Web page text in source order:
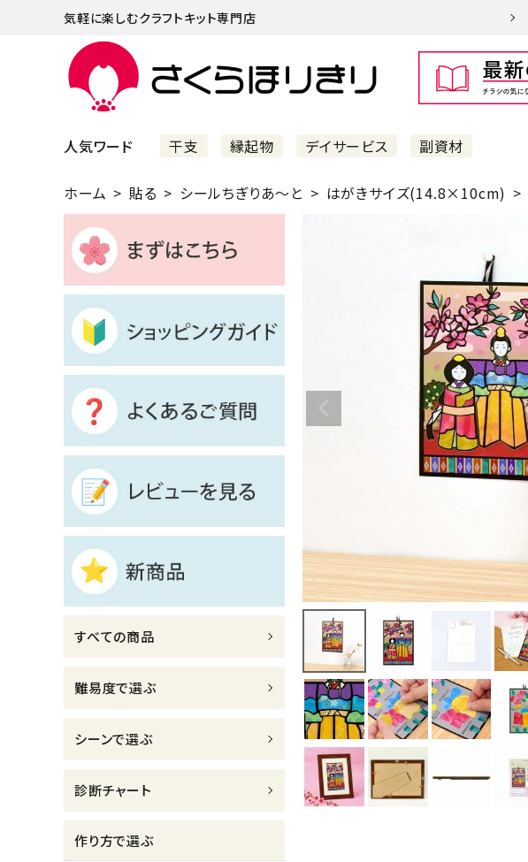
気軽に楽しむクラフトキット専門店
人気ワード 干支 縁起物 デイサービス 副資材
まずはこちら
ショッピングガイド
よくあるご質問
すべての商品
新着商品
診断チャート
ジャンルで選ぶ
レビューを見る
コーポレートサイト
実店舗案内
介護施設関係の方へ
ホーム 貼る シールちぎりあ～と はがきサイズ(14.8×10cm)
すべての商品
難易度で選ぶ
シーンで選ぶ
診断チャート
作り方で選ぶ